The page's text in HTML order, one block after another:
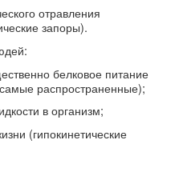
отравления
запоры).
белковое питание
распространенные);
в организм;
(гипокинетические